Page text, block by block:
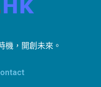
機，開創未來。